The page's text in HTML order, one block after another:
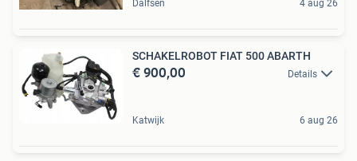
Dalfsen 4 aug 26
SCHAKELROBOT FIAT 500 ABARTH
€ 900,00 Details
Katwijk 6 aug 26